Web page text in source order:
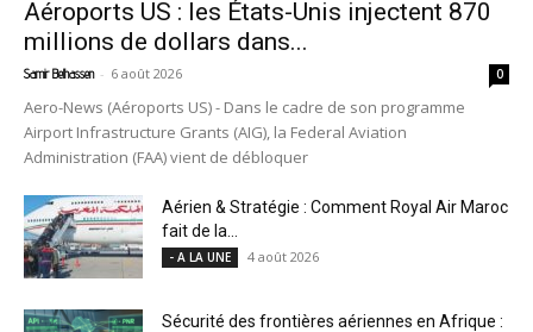
Aéroports US : les États-Unis injectent 870
millions de dollars dans...
Samir Belhassen - 6 août 2026 0
Aero-News (Aéroports US) - Dans le cadre de son programme
Airport Infrastructure Grants (AIG), la Federal Aviation
Administration (FAA) vient de débloquer
Aérien & Stratégie : Comment Royal Air Maroc
fait de la...
- A LA UNE 4 août 2026
Sécurité des frontières aériennes en Afrique :